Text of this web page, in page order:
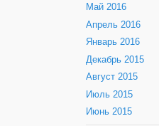
Май 2016
Апрель 2016
Январь 2016
Декабрь 2015
Август 2015
Июль 2015
Июнь 2015